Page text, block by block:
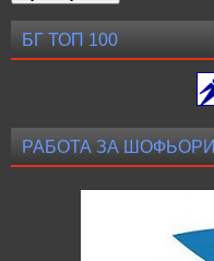
БГ ТОП 100
РАБОТА ЗА ШОФЬОРИ